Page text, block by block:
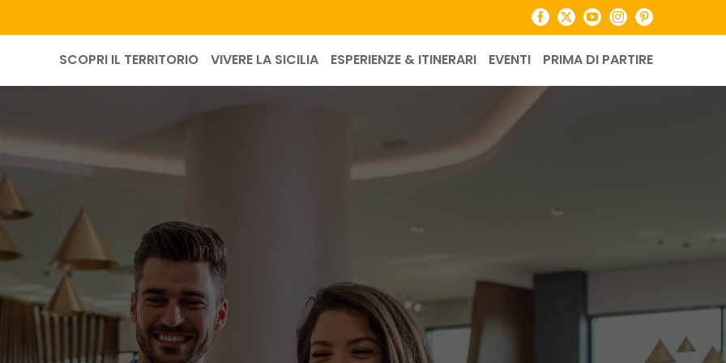
Facebook
X YouTubeInstagramPinterest
SCOPRI IL TERRITORIO VIVERE LA SICILIA ESPERIENZE & ITINERARI EVENTI PRIMA DI PARTIRE